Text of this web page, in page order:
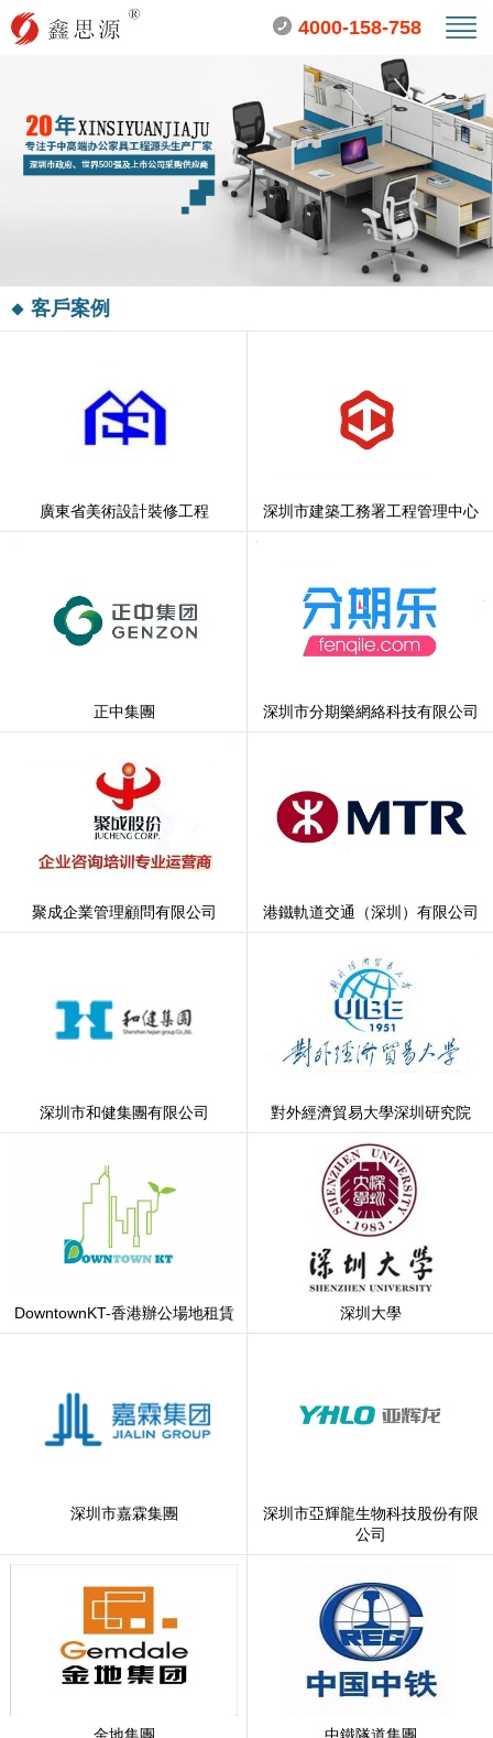
4000-158-758
客戶案例
廣東省美術設計裝修工程 深圳市建築工務署工程管理中心
正中集團 深圳市分期樂網絡科技有限公司
聚成企業管理顧問有限公司 港鐵軌道交通（深圳）有限公司
深圳市和健集團有限公司 對外經濟貿易大學深圳研究院
DowntownKT-香港辦公場地租賃 深圳大學
深圳市嘉霖集團
深圳市亞輝龍生物科技股份有限
公司